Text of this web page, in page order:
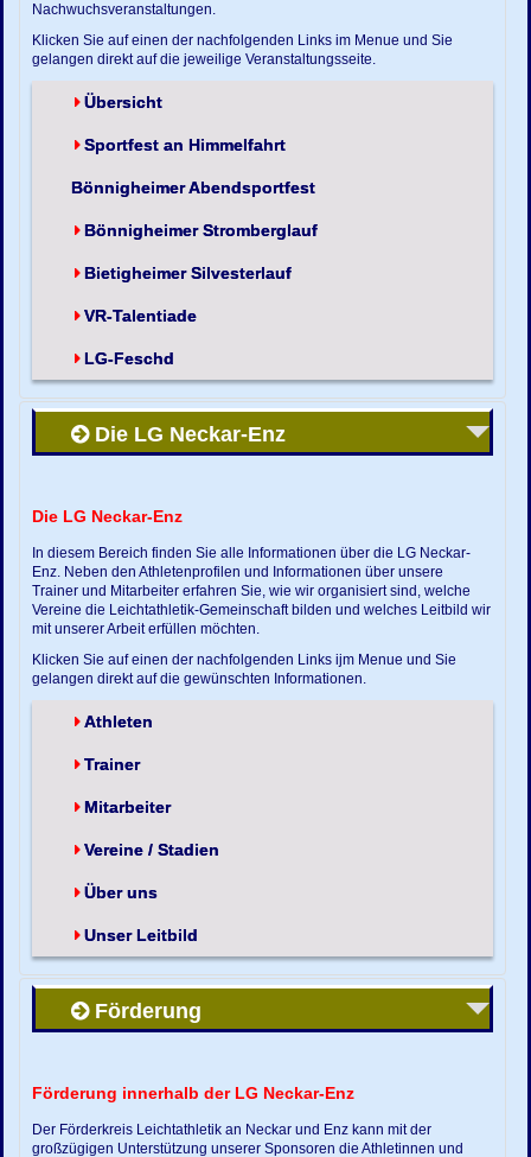
Nachwuchsveranstaltungen.
Klicken Sie auf einen der nachfolgenden Links im Menue und Sie
gelangen direkt auf die jeweilige Veranstaltungsseite.
Übersicht
Sportfest an Himmelfahrt
Bönnigheimer Abendsportfest
Bönnigheimer Stromberglauf
Bietigheimer Silvesterlauf
VR-Talentiade
LG-Feschd
Die LG Neckar-Enz
Die LG Neckar-Enz
In diesem Bereich finden Sie alle Informationen über die LG Neckar-
Enz. Neben den Athletenprofilen und Informationen über unsere
Trainer und Mitarbeiter erfahren Sie, wie wir organisiert sind, welche
Vereine die Leichtathletik-Gemeinschaft bilden und welches Leitbild wir
mit unserer Arbeit erfüllen möchten.
Klicken Sie auf einen der nachfolgenden Links ijm Menue und Sie
gelangen direkt auf die gewünschten Informationen.
Athleten
Trainer
Mitarbeiter
Vereine / Stadien
Über uns
Unser Leitbild
Förderung
Förderung innerhalb der LG Neckar-Enz
Der Förderkreis Leichtathletik an Neckar und Enz kann mit der
großzügigen Unterstützung unserer Sponsoren die Athletinnen und